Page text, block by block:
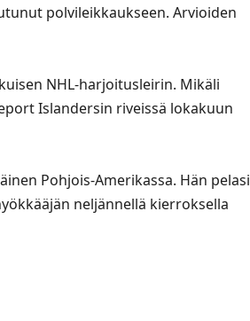
polvileikkaukseen. Arvioiden
NHL-harjoitusleirin. Mikäli
Islandersin riveissä lokakuun
Pohjois-Amerikassa. Hän pelasi
neljännellä kierroksella